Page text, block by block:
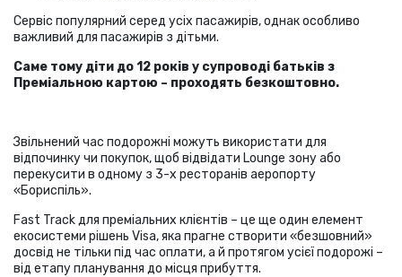
Сервіс популярний серед усіх пасажирів, однак особливо
важливий для пасажирів з дітьми.
Саме тому діти до 12 років у супроводі батьків з
Преміальною картою – проходять безкоштовно.
Звільнений час подорожні можуть використати для
відпочинку чи покупок, щоб відвідати Lounge зону або
перекусити в одному з 3-х ресторанів аеропорту
«Бориспіль».
Fast Track для преміальних клієнтів – це ще один елемент
екосистеми рішень Visa, яка прагне створити «безшовний»
досвід не тільки під час оплати, а й протягом усієї подорожі –
від етапу планування до місця прибуття.